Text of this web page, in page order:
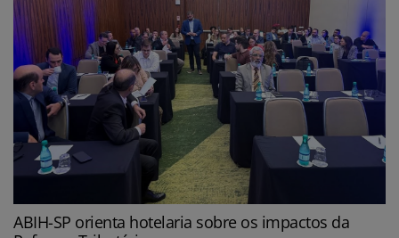
ABIH-SP orienta hotelaria sobre os impactos da